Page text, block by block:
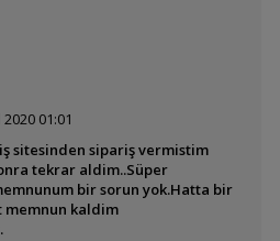
2020 01:01
sitesinden sipariş vermistim
tekrar aldim..Süper
bir sorun yok.Hatta bir
memnun kaldim